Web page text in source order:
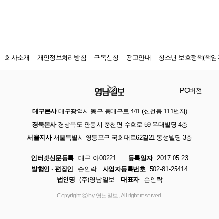
회사소개 개인정보처리방침 구독신청 광고안내 청소년 보호정책(책임
PC버전
대구본사대구광역시 동구 동대구로 441 (신천동 111번지)
경북본사경상북도 안동시 풍천면 수호로 59 우대빌딩 4층
서울지사서울특별시 영등포구 국회대로62길21 동성빌딩 3층
인터넷신문등록 대구 아00221 등록일자
2017.05.23
발행인 · 편집인
손인락 사업자등록번호 502-81-25414
법인명 (주)영남일보 대표자 손인락
Copyright ⓒ by 영남일보, All right reserved.